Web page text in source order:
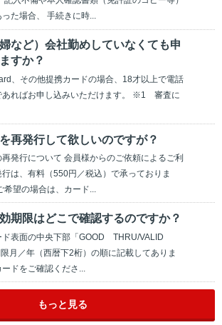
た場合、 手続きに時...
婦など）会社勤めしていなくても申
すか？
、その他提携カードの場合、18才以上で電話
あればお申し込みいただけます。 ※1 審査に
再発行して欲しいのですが？
発行について 会員様からのご依頼によるご利
は、有料（550円／税込）で承っておりま
希望の場合は、カード...
期限はどこで確認するのですか？
ド表面の中央下部「GOOD THRU/VALID
月／年（西暦下2桁）の順に記載してありま
ドをご確認くださ...
もっと見る